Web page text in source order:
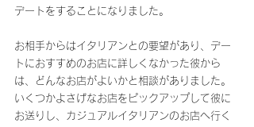
デートをすることになりました。
お相手からはイタリアンとの要望があり、デー
トにおすすめのお店に詳しくなかった彼から
は、どんなお店がよいかと相談がありました。
いくつかよさげなお店をピックアップして彼に
お送りし、カジュアルイタリアンのお店へ行く